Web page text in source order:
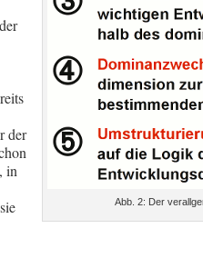
Abb. 2: Der
der
der
in